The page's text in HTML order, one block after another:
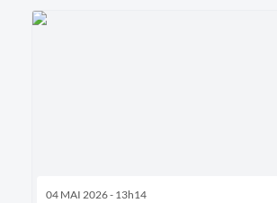
04 MAI 2026 - 13h14